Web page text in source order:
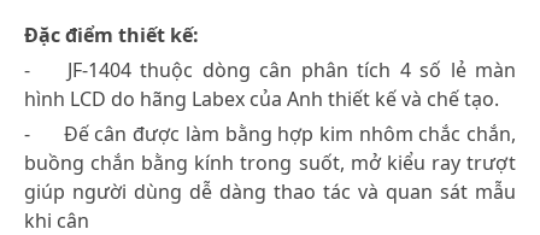
Đặc điểm thiết kế:
-
JF-1404 thuộc dòng cân phân tích 4 số lẻ màn
hình LCD do hãng Labex của Anh thiết kế và chế tạo.
-
Đế cân được làm bằng hợp kim nhôm chắc chắn,
buồng chắn bằng kính trong suốt, mở kiểu ray trượt
giúp người dùng dễ dàng thao tác và quan sát mẫu
khi cân